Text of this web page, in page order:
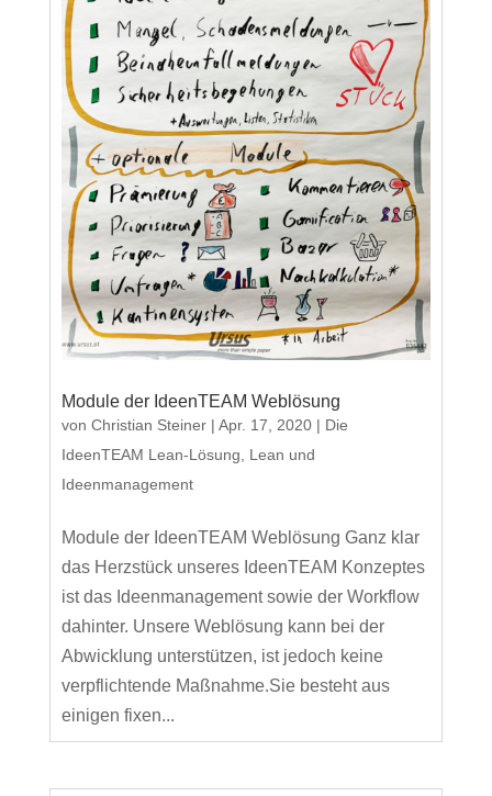
Module der IdeenTEAM Weblösung
von Christian Steiner| Apr. 17, 2020| Die
IdeenTEAM Lean-Lösung, Lean und
Ideenmanagement
Module der IdeenTEAM Weblösung Ganz klar
das Herzstück unseres IdeenTEAM Konzeptes
ist das Ideenmanagement sowie der Workflow
dahinter. Unsere Weblösung kann bei der
Abwicklung unterstützen, ist jedoch keine
verpflichtende Maßnahme.Sie besteht aus
einigen fixen...